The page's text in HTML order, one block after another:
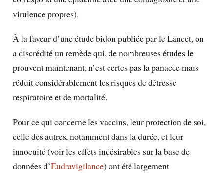
virulence propres).
À la faveur d’une étude bidon publiée par le Lancet, on
a discrédité un remède qui, de nombreuses études le
prouvent maintenant, n’est certes pas la panacée mais
réduit considérablement les risques de détresse
respiratoire et de mortalité.
Pour ce qui concerne les vaccins, leur protection de soi,
celle des autres, notamment dans la durée, et leur
innocuité (voir les effets indésirables sur la base de
données d’Eudravigilance) ont été largement